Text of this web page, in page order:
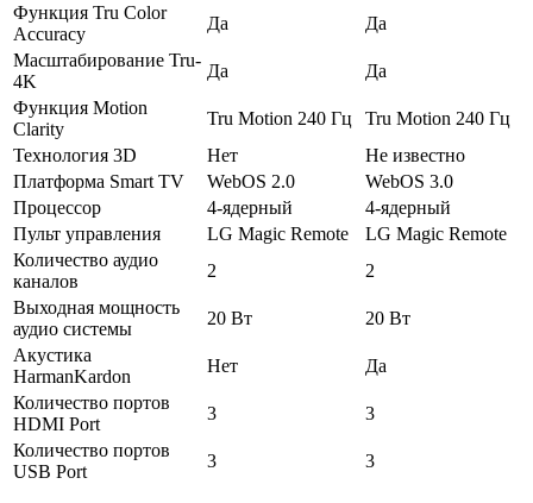
Функция Tru Color
Accuracy
Да
Да
Масштабирование Tru-
4K
Да
Да
Функция Motion
Clarity
Tru Motion 240 Гц
Tru Motion 240 Гц
Технология 3D
Нет
Не известно
Платформа Smart TV
WebOS 2.0
WebOS 3.0
Процессор
4-ядерный
4-ядерный
Пульт управления
LG Magic Remote
LG Magic Remote
Количество аудио
каналов
2
2
Выходная мощность
аудио системы
20 Вт
20 Вт
Акустика
HarmanKardon
Нет
Да
Количество портов
HDMI Port
3
3
Количество портов
USB Port
3 3